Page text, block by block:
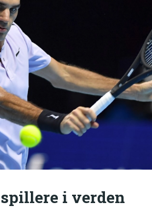
i verden